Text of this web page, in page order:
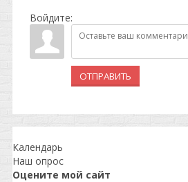
Войдите:
ОТПРАВИТЬ
Календарь
Наш опрос
Оцените мой сайт